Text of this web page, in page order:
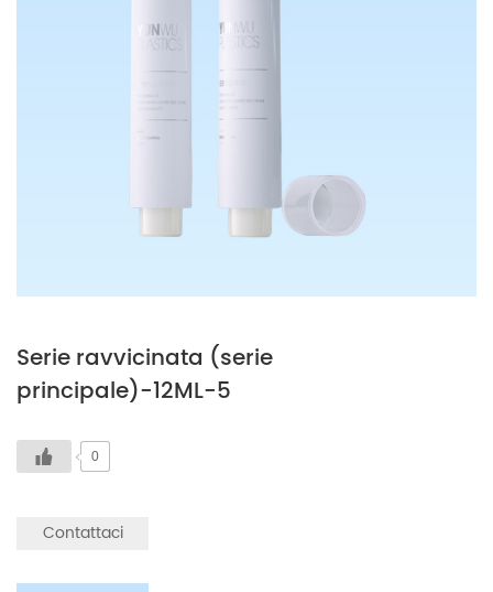
Serie ravvicinata (serie
principale)-12ML-5
0
Contattaci